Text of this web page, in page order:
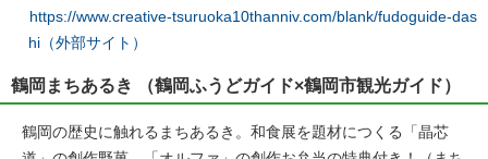
https://www.creative-tsuruoka10thanniv.com/blank/fudoguide-das
hi（外部サイト）
鶴岡まちあるき （鶴岡ふうどガイド×鶴岡市観光ガイド）
鶴岡の歴史に触れるまちあるき。和食展を題材につくる「晶芯